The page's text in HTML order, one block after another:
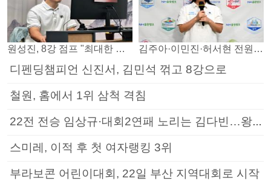
원성진, 8강 점프 "최대한 승자조에서 버티겠다" 김주아·이민진·허서현 전원 승리… 평택, 부안 꺾고 5연승
디펜딩챔피언 신진서, 김민석 꺾고 8강으로
철원, 홈에서 1위 삼척 격침
22전 전승 임상규·대회2연패 노리는 김다빈…왕중왕전 16강 7일부터
스미레, 이적 후 첫 여자랭킹 3위
부라보콘 어린이대회, 22일 부산 지역대회로 시작